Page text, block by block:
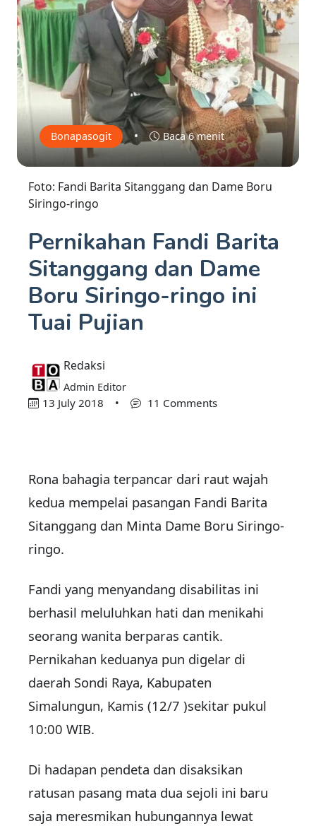
Bonapasogit • Baca 6 menit
Foto: Fandi Barita Sitanggang dan Dame Boru
Siringo-ringo
Pernikahan Fandi Barita
Sitanggang dan Dame
Boru Siringo-ringo ini
Tuai Pujian
Redaksi
Admin Editor
13 July 2018 • 11 Comments
Rona bahagia terpancar dari raut wajah
kedua mempelai pasangan Fandi Barita
Sitanggang dan Minta Dame Boru Siringo-
ringo.
Fandi yang menyandang disabilitas ini
berhasil meluluhkan hati dan menikahi
seorang wanita berparas cantik.
Pernikahan keduanya pun digelar di
daerah Sondi Raya, Kabupaten
Simalungun, Kamis (12/7 )sekitar pukul
10:00 WIB.
Di hadapan pendeta dan disaksikan
ratusan pasang mata dua sejoli ini baru
saja meresmikan hubungannya lewat